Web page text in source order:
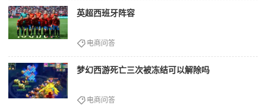
英超西班牙阵容
电商问答
梦幻西游死亡三次被冻结可以解除吗
电商问答